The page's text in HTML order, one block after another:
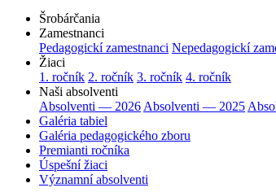
Šrobárčania
Zamestnanci
Pedagogickí zamestnanci Nepedagogickí
Žiaci
1. ročník 2. ročník 3. ročník 4. ročník
Naši absolventi
Absolventi — 2026 Absolventi — 2025
Galéria tabiel
Galéria pedagogického zboru
Premianti ročníka
Úspešní žiaci
Významní absolventi